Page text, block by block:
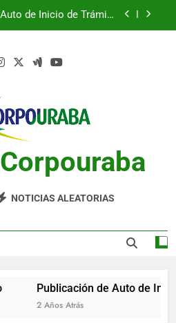
de Inicio de Trámite
Notificación por aviso
de Inicio de Trámite
de Inicio de Trámite
CITACIONES
NOTICIAS ALEATORIAS
Publicación de Auto de
2 Años Atrás